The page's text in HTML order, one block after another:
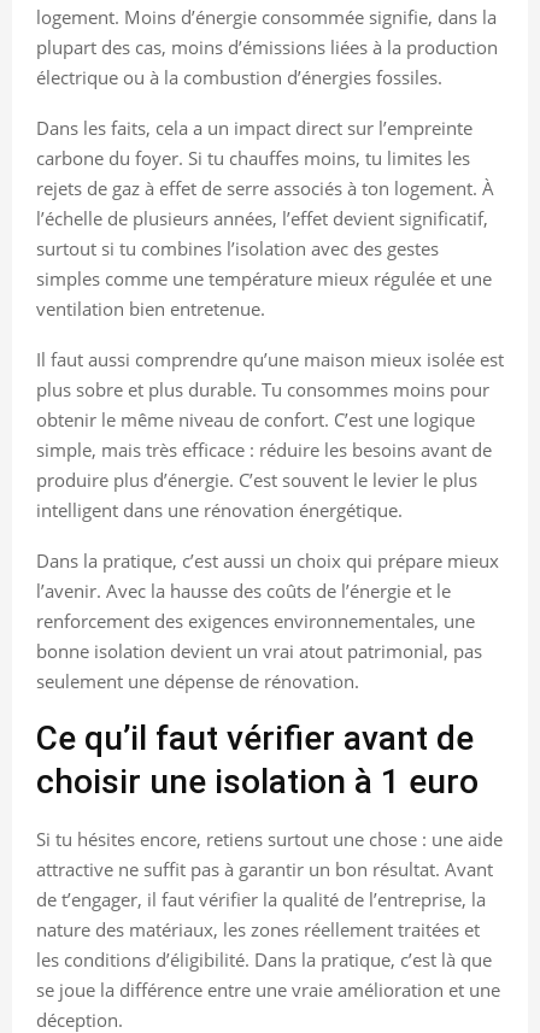
logement. Moins d’énergie consommée signifie, dans la
plupart des cas, moins d’émissions liées à la production
électrique ou à la combustion d’énergies fossiles.
Dans les faits, cela a un impact direct sur l’empreinte
carbone du foyer. Si tu chauffes moins, tu limites les
rejets de gaz à effet de serre associés à ton logement. À
l’échelle de plusieurs années, l’effet devient significatif,
surtout si tu combines l’isolation avec des gestes
simples comme une température mieux régulée et une
ventilation bien entretenue.
Il faut aussi comprendre qu’une maison mieux isolée est
plus sobre et plus durable. Tu consommes moins pour
obtenir le même niveau de confort. C’est une logique
simple, mais très efficace : réduire les besoins avant de
produire plus d’énergie. C’est souvent le levier le plus
intelligent dans une rénovation énergétique.
Dans la pratique, c’est aussi un choix qui prépare mieux
l’avenir. Avec la hausse des coûts de l’énergie et le
renforcement des exigences environnementales, une
bonne isolation devient un vrai atout patrimonial, pas
seulement une dépense de rénovation.
Ce qu’il faut vérifier avant de
choisir une isolation à 1 euro
Si tu hésites encore, retiens surtout une chose : une aide
attractive ne suffit pas à garantir un bon résultat. Avant
de t’engager, il faut vérifier la qualité de l’entreprise, la
nature des matériaux, les zones réellement traitées et
les conditions d’éligibilité. Dans la pratique, c’est là que
se joue la différence entre une vraie amélioration et une
déception.